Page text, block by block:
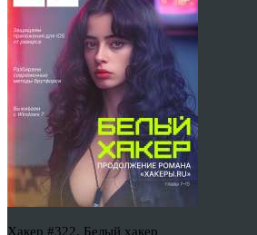
Хакер #322. Белый хакер